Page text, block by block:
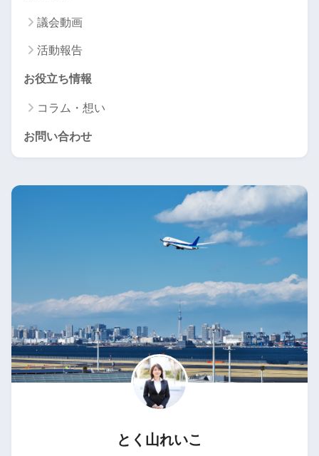
議会動画
活動報告
お役立ち情報
コラム・想い
お問い合わせ
とく山れいこ